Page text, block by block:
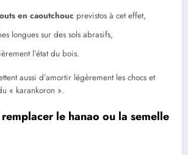
en caoutchouc previstos à cet effet,
longues sur des sols abrasifs,
l’état du bois.
aussi d’amortir légèrement les chocs et
« karankoron ».
le hanao ou la semelle